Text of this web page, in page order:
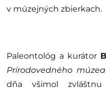
v múzejných zbierkach.
Paleontológ a kurátor
Prírodovedného múzea
dňa všimol